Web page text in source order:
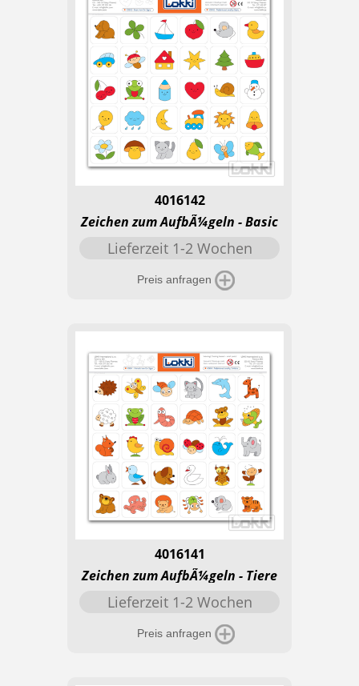
4016142
Zeichen zum AufbÃ¼geln - Basic
Lieferzeit 1-2 Wochen
Preis anfragen
4016141
Zeichen zum AufbÃ¼geln - Tiere
Lieferzeit 1-2 Wochen
Preis anfragen